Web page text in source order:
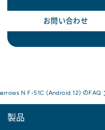
お問い合わせ
arrows N F-51C (Android 12) のFAQ
製品